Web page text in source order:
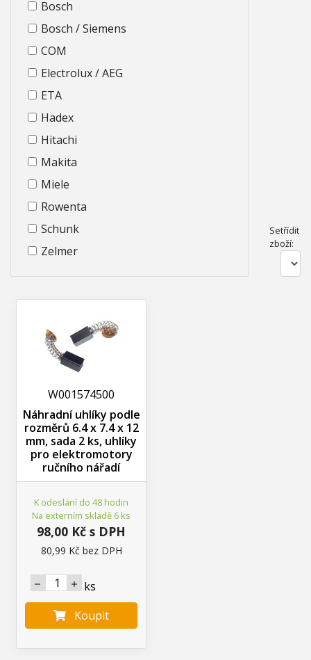
Bosch
Bosch / Siemens
COM
Electrolux / AEG
ETA
Hadex
Hitachi
Makita
Miele
Rowenta
Schunk
Zelmer
Setřídit
zboží:
W001574500
Náhradní uhlíky podle
rozměrů 6.4 x 7.4 x 12
mm, sada 2 ks, uhlíky
pro elektromotory
ručního nářadí
K odeslání do 48 hodin
Na externím skladě 6 ks
98,00 Kč s DPH
80,99 Kč bez DPH
ks
Koupit